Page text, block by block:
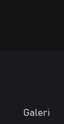
Galeri